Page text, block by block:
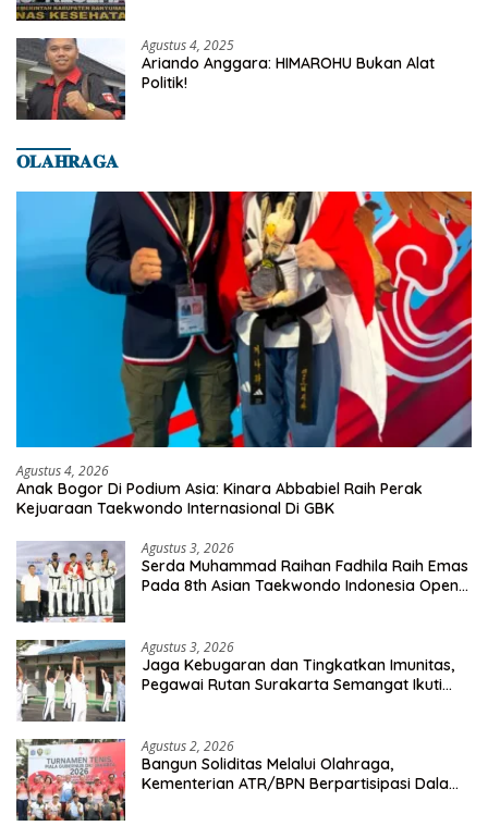
Agustus 4, 2025
Ariando Anggara: HIMAROHU Bukan Alat
Politik!
𝐎𝐋𝐀𝐇𝐑𝐀𝐆𝐀
Agustus 4, 2026
Anak Bogor Di Podium Asia: Kinara Abbabiel Raih Perak
Kejuaraan Taekwondo Internasional Di GBK
Agustus 3, 2026
Serda Muhammad Raihan Fadhila Raih Emas
Pada 8th Asian Taekwondo Indonesia Open
Agustus 3, 2026
Jaga Kebugaran dan Tingkatkan Imunitas,
Pegawai Rutan Surakarta Semangat Ikuti
Agustus 2, 2026
Bangun Soliditas Melalui Olahraga,
Kementerian ATR/BPN Berpartisipasi Dalam